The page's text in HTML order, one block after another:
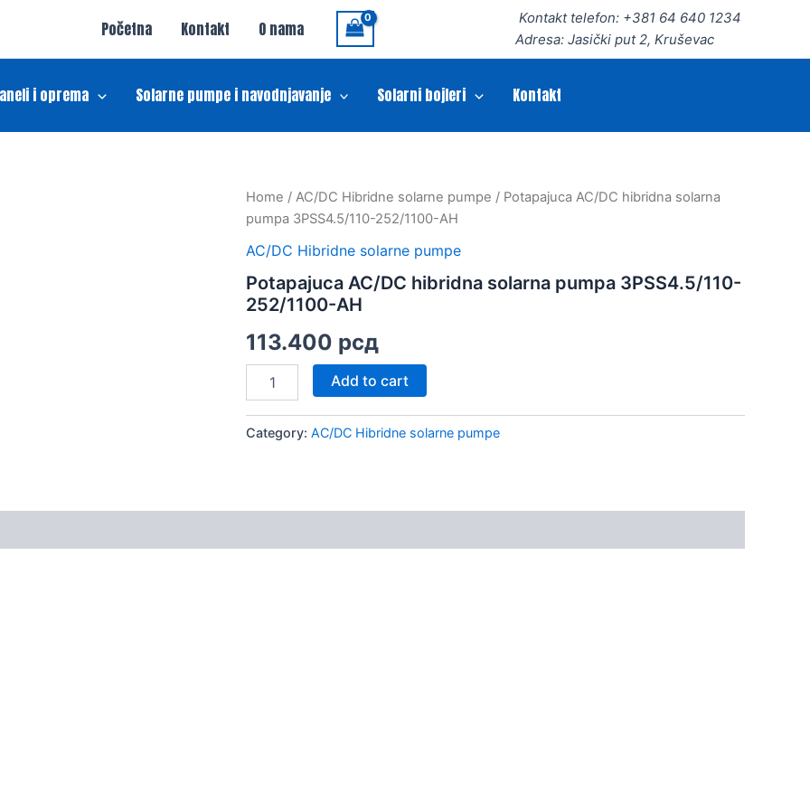
Početna Kontakt O nama
Kontakt telefon: +381 64 640 1234
Adresa: Jasički put 2, Kruševac
i oprema Solarne pumpe i navodnjavanje Solarni bojleri Kontakt
Home / AC/DC Hibridne solarne pumpe / Potapajuca AC/DC hibridna solarna
pumpa 3PSS4.5/110-252/1100-AH
AC/DC Hibridne solarne pumpe
Potapajuca AC/DC hibridna solarna pumpa 3PSS4.5/110-
252/1100-AH
113.400 рсд
Potapajuca
hibridna
solarna
3PSS4.5/110-
252/1100-
quantity
Add to cart
Category: AC/DC Hibridne solarne pumpe